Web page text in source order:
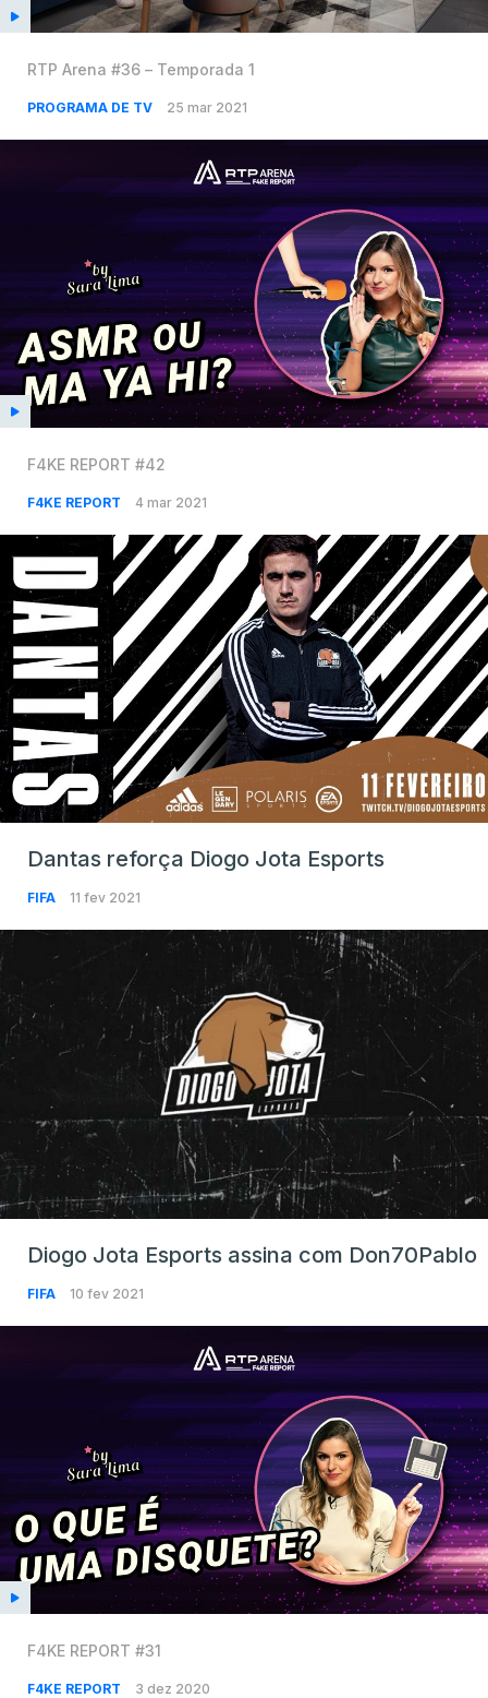
RTP Arena #36 – Temporada 1
PROGRAMA DE TV 25 mar 2021
F4KE REPORT #42
F4KE REPORT 4 mar 2021
Dantas reforça Diogo Jota Esports
FIFA 11 fev 2021
Diogo Jota Esports assina com Don70Pablo
FIFA 10 fev 2021
F4KE REPORT #31
F4KE REPORT 3 dez 2020